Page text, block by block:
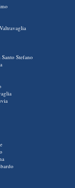
Stefano